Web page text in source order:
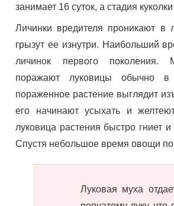
занимает 16 суток, а стадия
Личинки вредителя проникают в
грызут ее изнутри. Наибольший
личинок первого поколения.
поражают луковицы обычно
пораженное растение выглядит
его начинают усыхать и
луковица растения быстро гниет и
Спустя небольшое время овощи
Луковая муха